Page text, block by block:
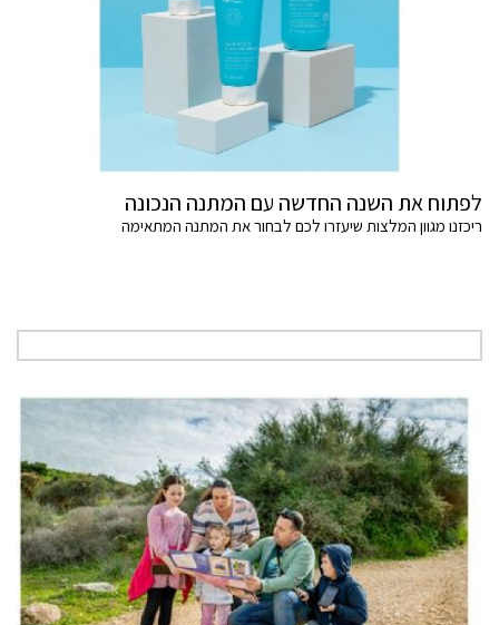
לפתוח את השנה החדשה עם המתנה הנכונה
ריכזנו מגוון המלצות שיעזרו לכם לבחור את המתנה המתאימה